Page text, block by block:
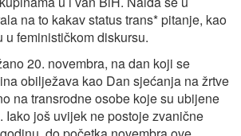
na to kakav status trans* pitanje, kao
u feminističkom diskursu.
20. novembra, na dan koji se
obilježava kao Dan sjećanja na žrtve
na transrodne osobe koje su ubijene
Iako još uvijek ne postoje zvanične